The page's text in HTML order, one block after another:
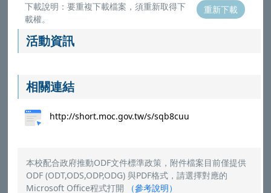
下載說明：要重複下載檔案，須重新取得下
載權。
重新下載
活動資訊
相關連結
http://short.moc.gov.tw/s/sqb8cuu
本校配合政府推動ODF文件標準政策，附件檔案目前僅提供
ODF (ODT,ODS,ODP,ODG) 與PDF格式，請選擇對應的
Microsoft Office程式打開
（參考說明）